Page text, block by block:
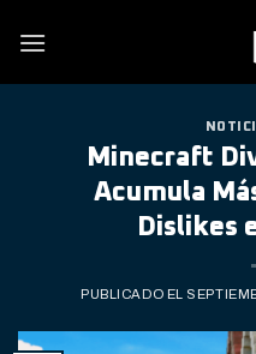
Minecraft
Acumula
Dislikes
PUBLICADO EL